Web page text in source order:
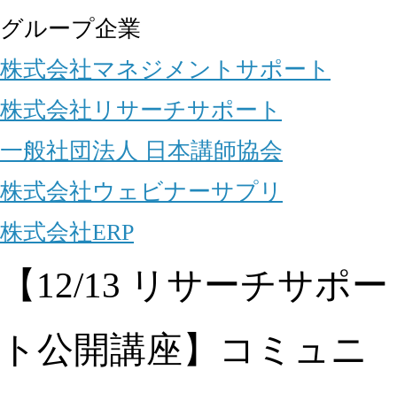
グループ企業
株式会社マネジメントサポート
株式会社リサーチサポート
一般社団法人 日本講師協会
株式会社ウェビナーサプリ
株式会社ERP
【12/13 リサーチサポー
ト公開講座】コミュニ